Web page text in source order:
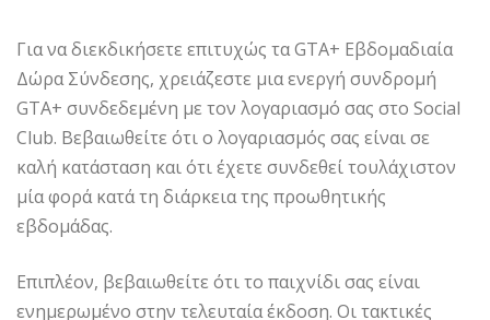
Για να διεκδικήσετε επιτυχώς τα GTA+ Εβδομαδιαία
Δώρα Σύνδεσης, χρειάζεστε μια ενεργή συνδρομή
GTA+ συνδεδεμένη με τον λογαριασμό σας στο Social
Club. Βεβαιωθείτε ότι ο λογαριασμός σας είναι σε
καλή κατάσταση και ότι έχετε συνδεθεί τουλάχιστον
μία φορά κατά τη διάρκεια της προωθητικής
εβδομάδας.
Επιπλέον, βεβαιωθείτε ότι το παιχνίδι σας είναι
ενημερωμένο στην τελευταία έκδοση. Οι τακτικές